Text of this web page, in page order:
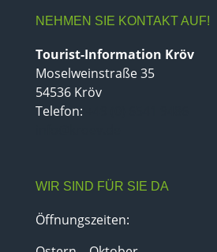
NEHMEN SIE KONTAKT AUF!
Tourist-Information Kröv
Moselweinstraße 35
54536 Kröv
Telefon:
WIR SIND FÜR SIE DA
Öffnungszeiten: